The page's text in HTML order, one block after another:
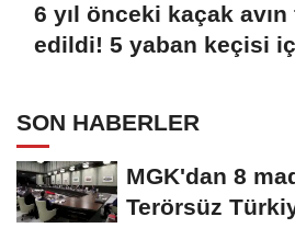
6 yıl önceki kaçak
edildi! 5 yaban keçisi
SON HABERLER
MGK'dan 8
Terörsüz